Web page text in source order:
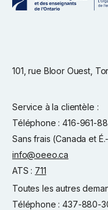
101, rue Bloor Ouest,
Service à la clientèle :
Téléphone : 416-961-
Sans frais (Canada et
info@oeeo.ca
ATS : 711
Toutes les autres
Téléphone : 437-880-